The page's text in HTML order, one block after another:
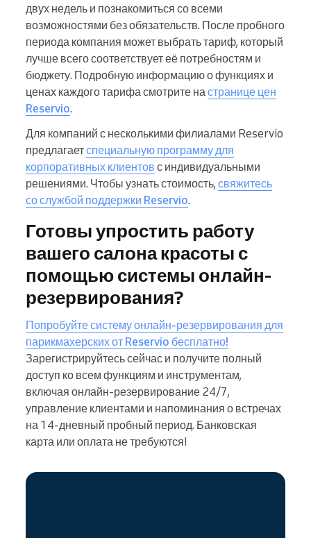
двух недель и познакомиться со всеми
возможностями без обязательств. После пробного
периода компания может выбрать тариф, который
лучше всего соответствует её потребностям и
бюджету. Подробную информацию о функциях и
ценах каждого тарифа смотрите настранице цен
Reservio.
Для компаний с несколькими филиалами Reservio
предлагаетспециальную программу для
корпоративных клиентов с индивидуальными
решениями. Чтобы узнать стоимость, свяжитесь
со службой поддержки Reservio.
Готовы упростить работу
вашего салона красоты с
помощью системы онлайн-
резервирования?
Попробуйте систему онлайн-резервирования для
парикмахерских от Reservio бесплатно!
Зарегистрируйтесь сейчас и получите полный
доступ ко всем функциям и инструментам,
включая онлайн-резервирование 24/7,
управление клиентами и напоминания о встречах
на 14-дневный пробный период. Банковская
карта или оплата не требуются!